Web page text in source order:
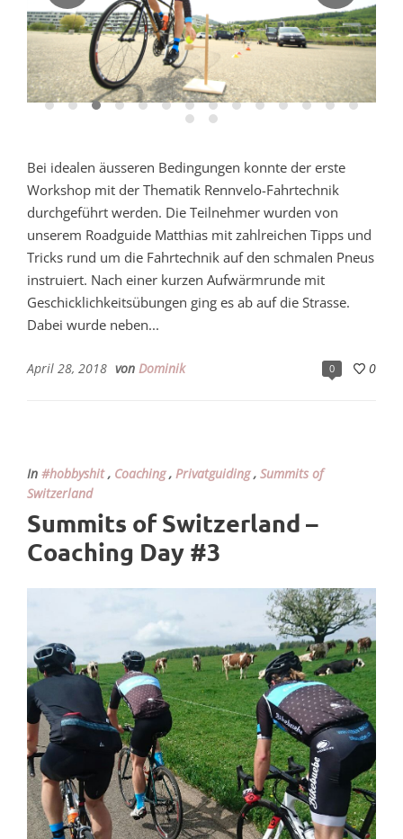
Bei idealen äusseren Bedingungen konnte der erste
Workshop mit der Thematik Rennvelo-Fahrtechnik
durchgeführt werden. Die Teilnehmer wurden von
unserem Roadguide Matthias mit zahlreichen Tipps und
Tricks rund um die Fahrtechnik auf den schmalen Pneus
instruiert. Nach einer kurzen Aufwärmrunde mit
Geschicklichkeitsübungen ging es ab auf die Strasse.
Dabei wurde neben...
0 0
April 28, 2018 von Dominik
In #hobbyshit, Coaching, Privatguiding, Summits of
Switzerland
Summits of Switzerland –
Coaching Day #3